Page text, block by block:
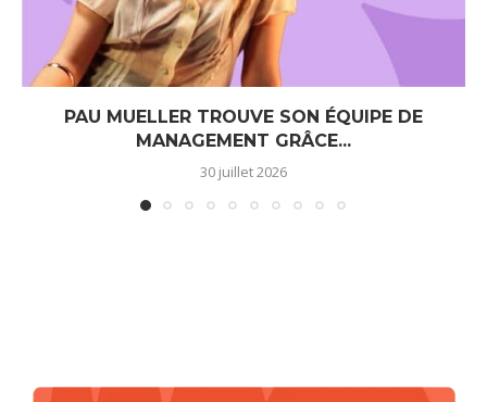
PAU MUELLER TROUVE SON ÉQUIPE DE
MANAGEMENT GRÂCE...
30 juillet 2026